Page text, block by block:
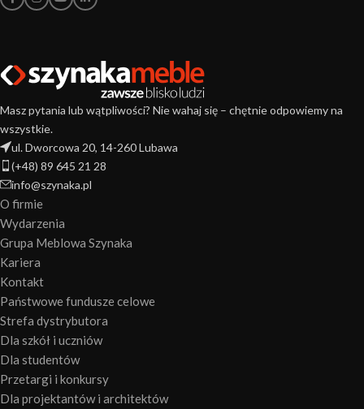
Masz pytania lub wątpliwości? Nie wahaj się – chętnie odpowiemy na
wszystkie.
ul. Dworcowa 20, 14-260 Lubawa
(+48) 89 645 21 28
info@szynaka.pl
O firmie
Wydarzenia
Grupa Meblowa Szynaka
Kariera
Kontakt
Państwowe fundusze celowe
Strefa dystrybutora
Dla szkół i uczniów
Dla studentów
Przetargi i konkursy
Dla projektantów i architektów